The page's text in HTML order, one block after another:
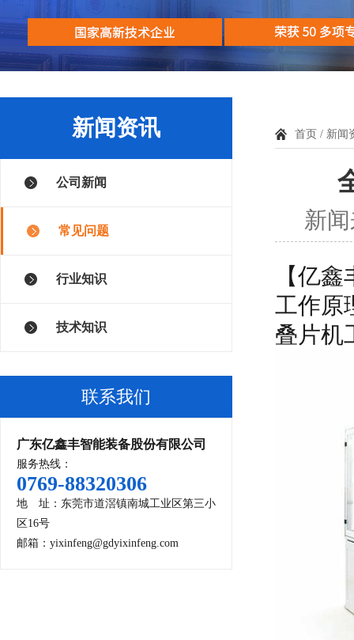
新闻资讯
公司新闻
常见问题
行业知识
技术知识
联系我们
广东亿鑫丰智能装备股份有限公司
服务热线：
0769-88320306
地 址：东莞市道滘镇南城工业区第三小
区16号
邮箱：yixinfeng@gdyixinfeng.com
首页 / 新闻
新
【亿
工作原
叠片机